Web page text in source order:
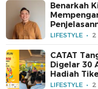
Benarkah
LIFESTYLE 2
CATAT
Digelar 30
Hadiah
LIFESTYLE 2